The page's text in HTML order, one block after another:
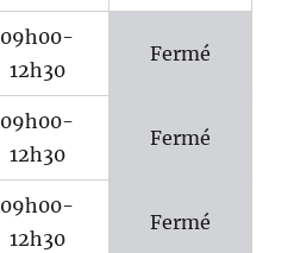
09h00-
12h30
Fermé
09h00-
12h30
Fermé
09h00-
12h30
Fermé